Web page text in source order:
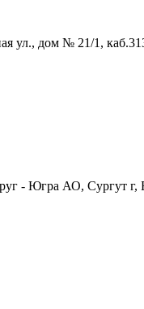
ул., дом № 21/1,
- Югра АО, Сургут г,